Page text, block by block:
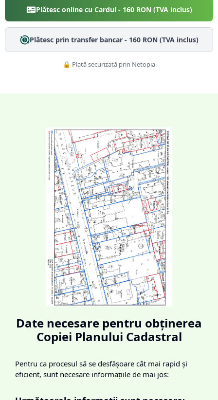
Plătesc online cu Cardul - 160RON (TVA inclus)
Plătesc prin transfer bancar - 160RON (TVA inclus)
🔒 Plată securizată prin Netopia
Date necesare pentru obținerea
Copiei Planului Cadastral
Pentru ca procesul să se desfășoare cât mai rapid și
eficient, sunt necesare informațiile de mai jos: